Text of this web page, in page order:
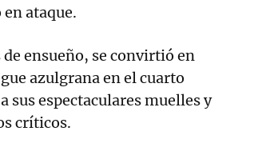
ataque.
ensueño, se convirtió en
azulgrana en el cuarto
espectaculares muelles y
críticos.